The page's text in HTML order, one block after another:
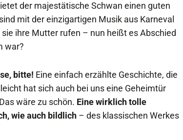
der majestätische Schwan einen guten
mit der einzigartigen Musik aus Karneval
ihre Mutter rufen – nun heißt es Abschied
war?
bitte! Eine einfach erzählte Geschichte, die
hat sich auch bei uns eine Geheimtür
wäre zu schön. Eine wirklich tolle
wie auch bildlich – des klassischen Werkes